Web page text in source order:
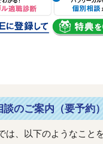
のご案内（要予約）
は、以下のようなこと